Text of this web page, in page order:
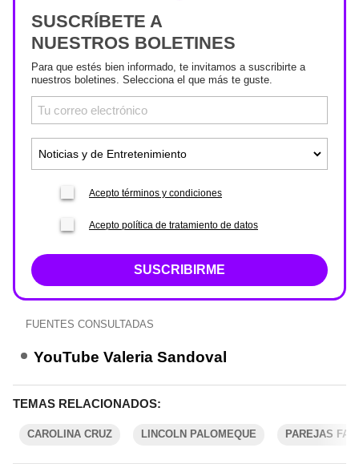
SUSCRÍBETE A
NUESTROS BOLETINES
Para que estés bien informado, te invitamos a suscribirte a
nuestros boletines. Selecciona el que más te guste.
Acepto términos y condiciones
Acepto política de tratamiento de datos
SUSCRIBIRME
FUENTES CONSULTADAS
YouTube Valeria Sandoval
TEMAS RELACIONADOS:
CAROLINA CRUZ LINCOLN PALOMEQUE PAREJAS